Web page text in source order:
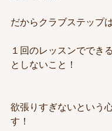
だからクラブステップ
１回のレッスンででき
としないこと！
欲張りすぎないという
す！